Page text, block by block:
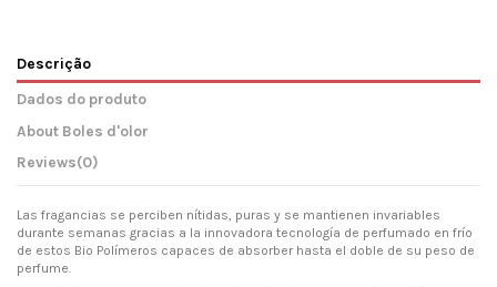
Descrição
Dados do produto
About Boles d'olor
Reviews(0)
Las fragancias se perciben nítidas, puras y se mantienen invariables
durante semanas gracias a la innovadora tecnología de perfumado en frío
de estos Bio Polímeros capaces de absorber hasta el doble de su peso de
perfume.